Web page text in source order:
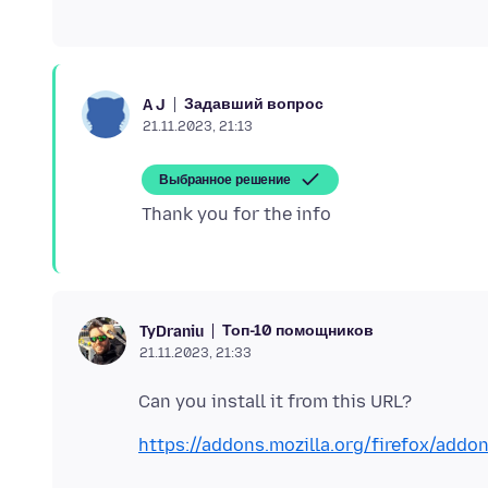
A J Задавший вопрос
21.11.2023, 21:13
Выбранное решение
TyDraniu Топ-10 помощников
21.11.2023, 21:33
https://addons.mozilla.org/firefox/